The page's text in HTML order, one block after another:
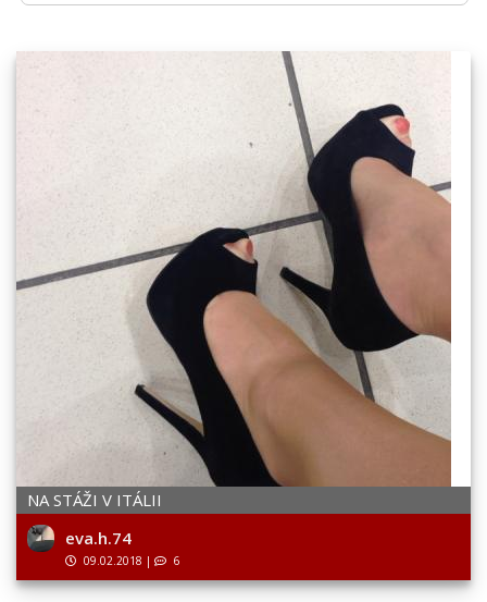
NA STÁŽI V ITÁLII
eva.h.74
09.02.2018 | 6